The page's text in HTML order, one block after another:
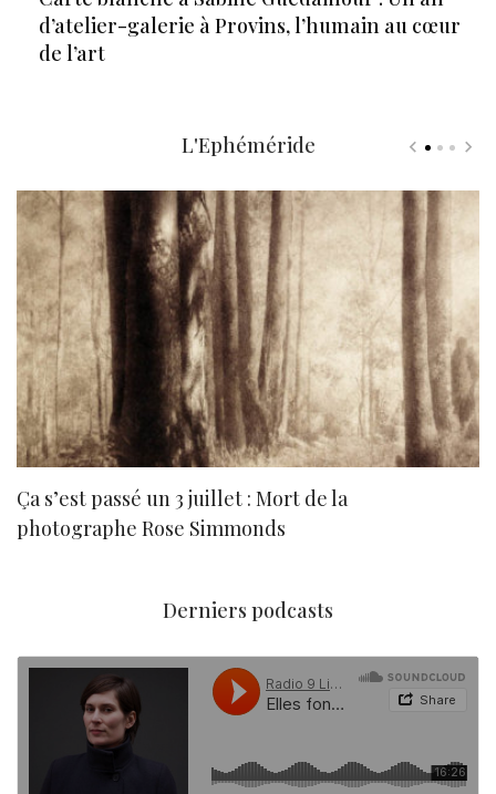
d’atelier-galerie à Provins, l’humain au cœur
de l’art
L'Ephéméride
Ça s’est passé un 3 juillet : Mort de la
photographe Rose Simmonds
Derniers podcasts